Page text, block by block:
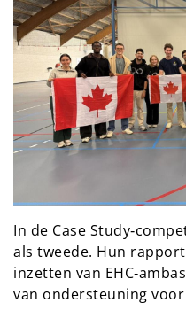
In de Case
als tweede. Hun
inzetten van
van ondersteuning